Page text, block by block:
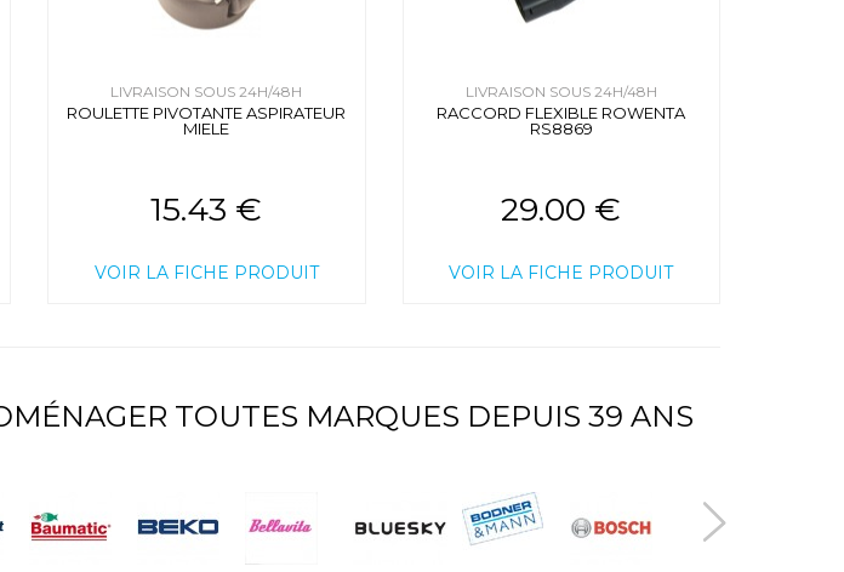
LIVRAISON SOUS 24H/48H
ROULETTE PIVOTANTE ASPIRATEUR
MIELE
15.43 €
VOIR LA FICHE PRODUIT
LIVRAISON SOUS 24H/48H
RACCORD FLEXIBLE ROWENTA
RS8869
29.00 €
VOIR LA FICHE PRODUIT
TOUTES MARQUES DEPUIS 39 ANS